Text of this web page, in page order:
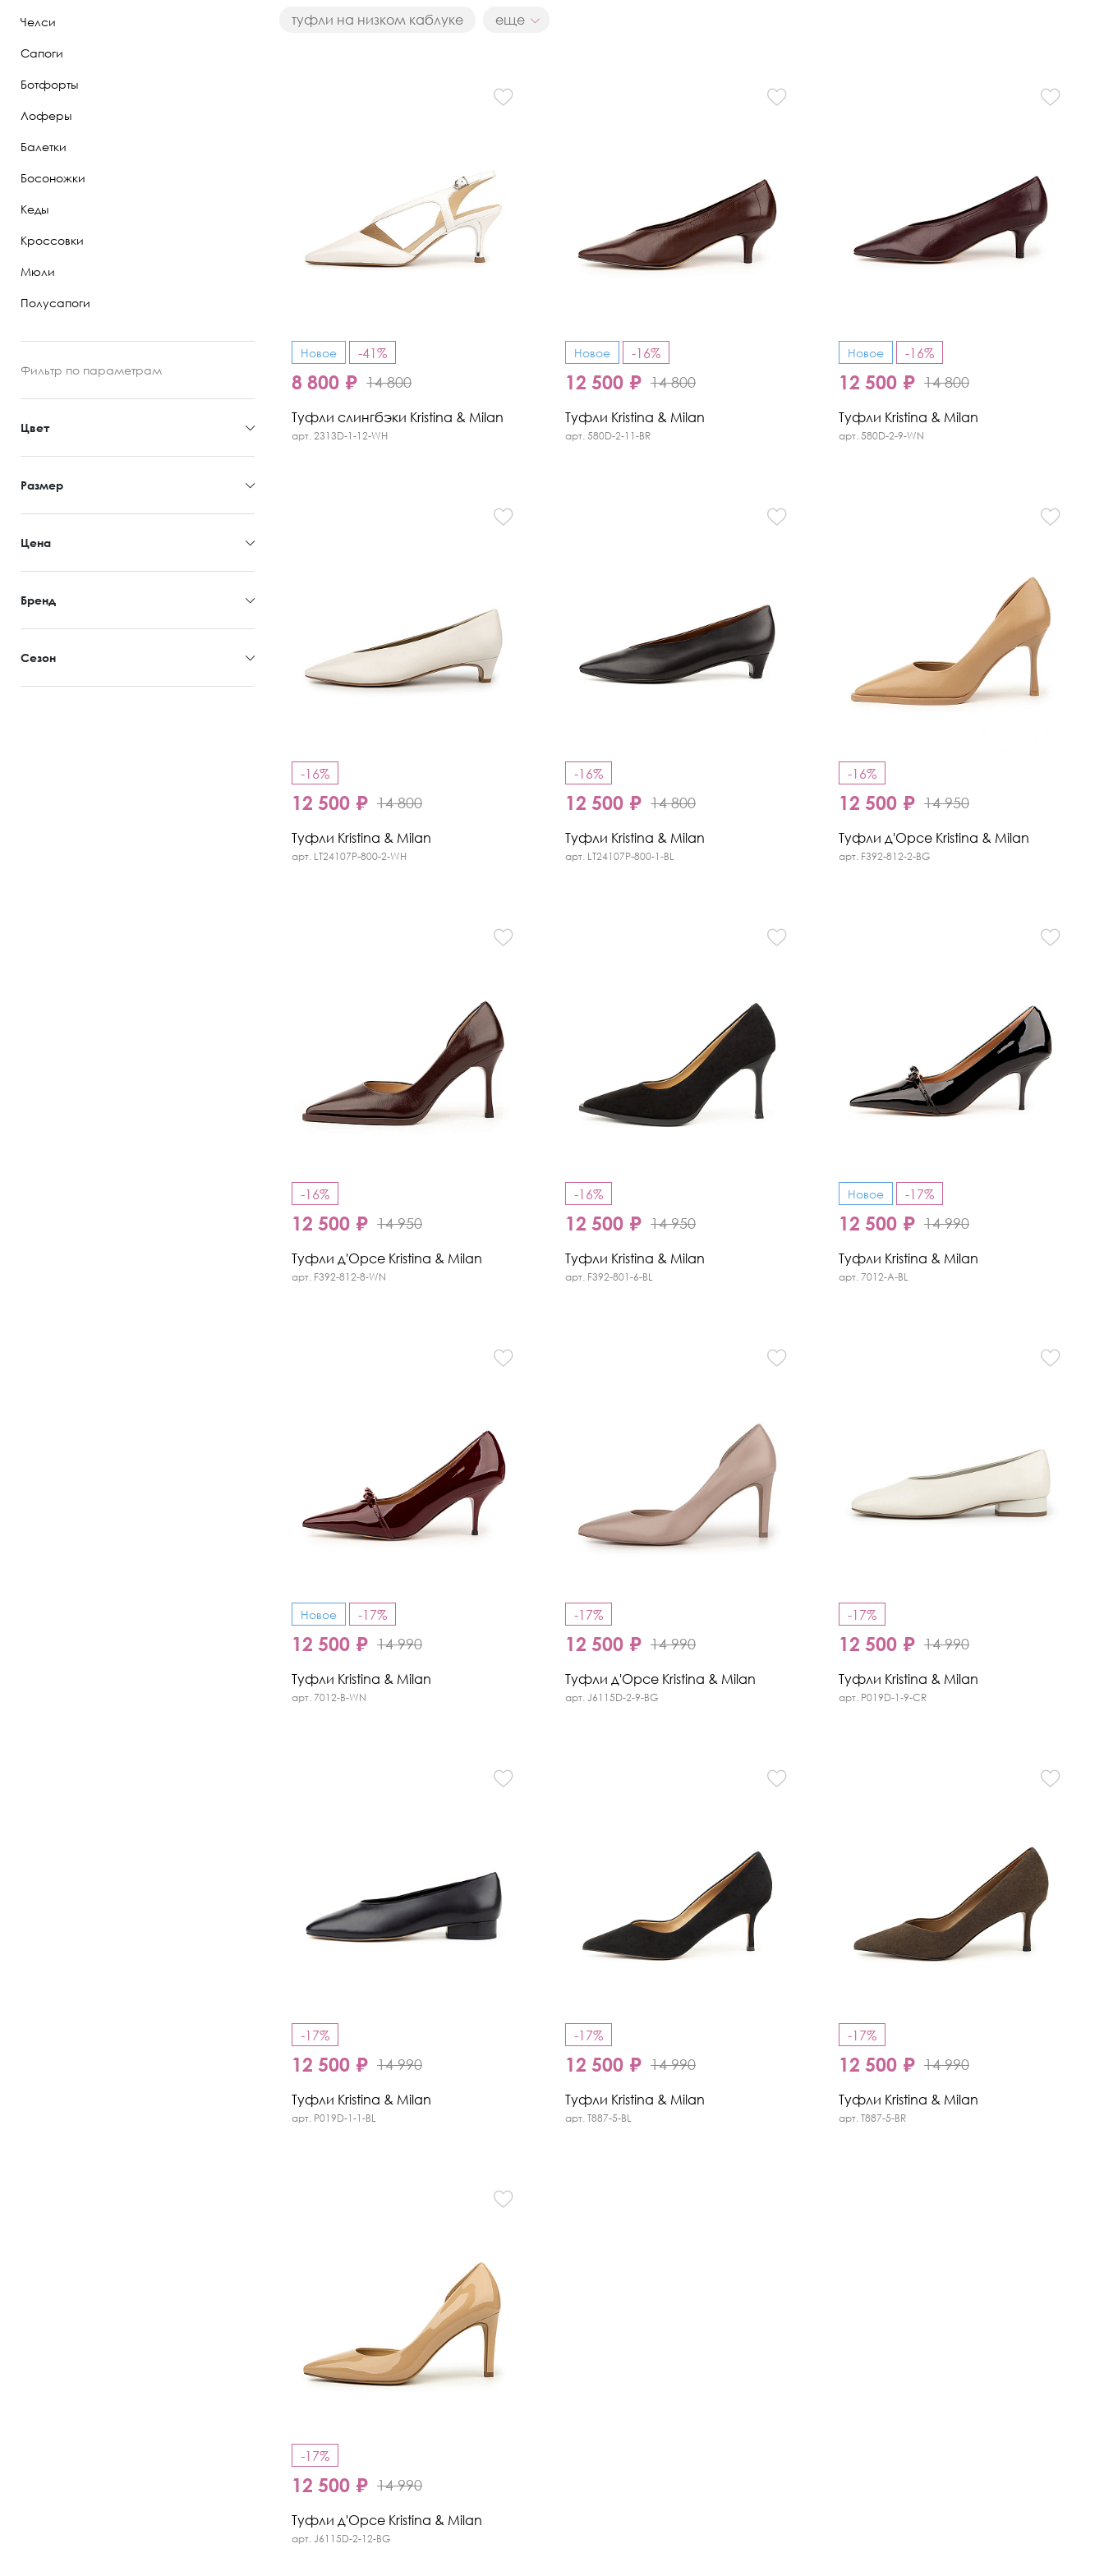
Полусапоги
Челси
Сапоги
Ботфорты
Лоферы
Балетки
Босоножки
Кеды
Кроссовки
Мюли
Полусапоги
Фильтр по параметрам
Цвет
Размер
Цена
Бренд
Сезон
туфли на низком каблуке еще
Новое -41%
8 800 ₽ 14 800
Туфли слингбэки Kristina & Milan
арт. 2313D-1-12-WH
Новое -16%
12 500 ₽ 14 800
Туфли Kristina & Milan
арт. 580D-2-11-BR
Новое -16%
12 500 ₽ 14 800
Туфли Kristina & Milan
арт. 580D-2-9-WN
-16%
12 500 ₽ 14 800
Туфли Kristina & Milan
арт. LT24107P-800-2-WH
-16%
12 500 ₽ 14 800
Туфли Kristina & Milan
арт. LT24107P-800-1-BL
-16%
12 500 ₽ 14 950
Туфли д'Орсе Kristina & Milan
арт. F392-812-2-BG
-16%
12 500 ₽ 14 950
Туфли д'Орсе Kristina & Milan
арт. F392-812-8-WN
-16%
12 500 ₽ 14 950
Туфли Kristina & Milan
арт. F392-801-6-BL
Новое -17%
12 500 ₽ 14 990
Туфли Kristina & Milan
арт. 7012-A-BL
Новое -17%
12 500 ₽ 14 990
Туфли Kristina & Milan
арт. 7012-B-WN
-17%
12 500 ₽ 14 990
Туфли д'Орсе Kristina & Milan
арт. J6115D-2-9-BG
-17%
12 500 ₽ 14 990
Туфли Kristina & Milan
арт. P019D-1-9-CR
-17%
12 500 ₽ 14 990
Туфли Kristina & Milan
арт. P019D-1-1-BL
-17%
12 500 ₽ 14 990
Туфли Kristina & Milan
арт. T887-5-BL
-17%
12 500 ₽ 14 990
Туфли Kristina & Milan
арт. T887-5-BR
-17%
12 500 ₽ 14 990
Туфли д'Орсе Kristina & Milan
арт. J6115D-2-12-BG